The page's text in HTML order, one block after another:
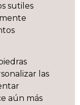
sutiles
las
aún más